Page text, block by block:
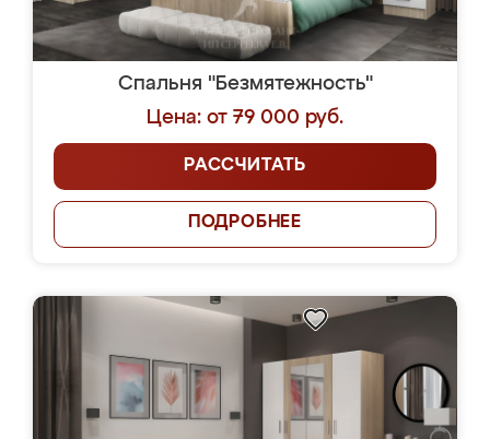
Спальня "Безмятежность"
Цена: от 79 000 руб.
РАССЧИТАТЬ
ПОДРОБНЕЕ